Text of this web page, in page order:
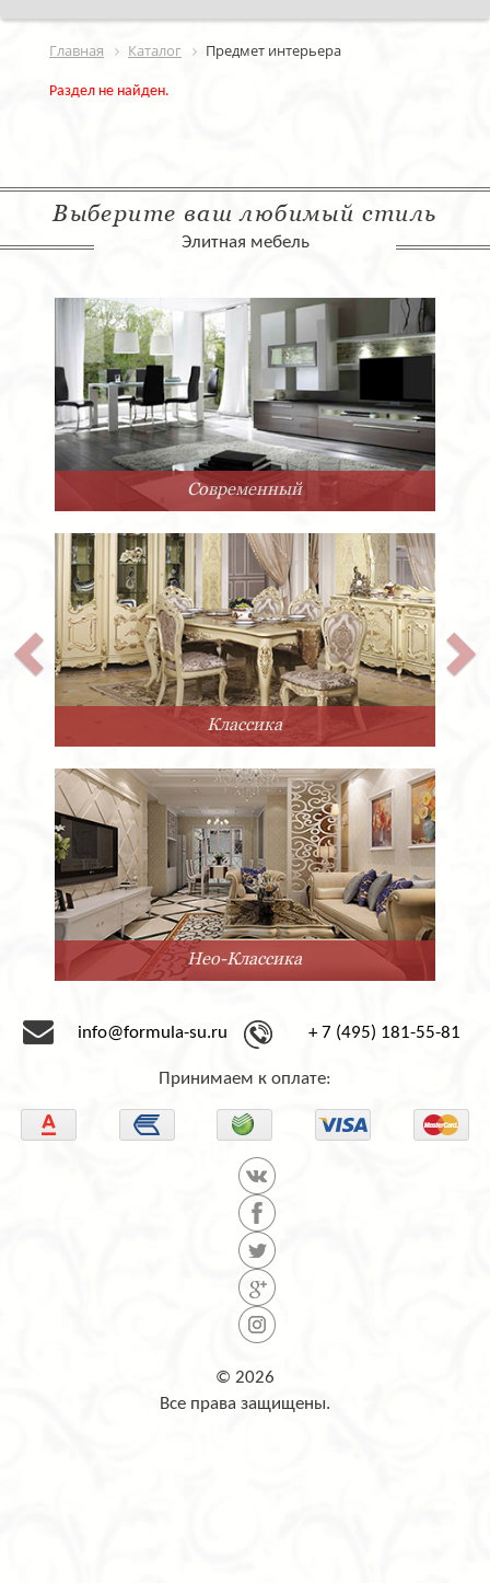
Главная Каталог Предмет интерьера
Раздел не найден.
Выберите ваш любимый стиль
Элитная мебель
Современный
Классика
Нео-Классика
info@formula-su.ru + 7 (495) 181-55-81
Принимаем к оплате:
© 2026
Все права защищены.